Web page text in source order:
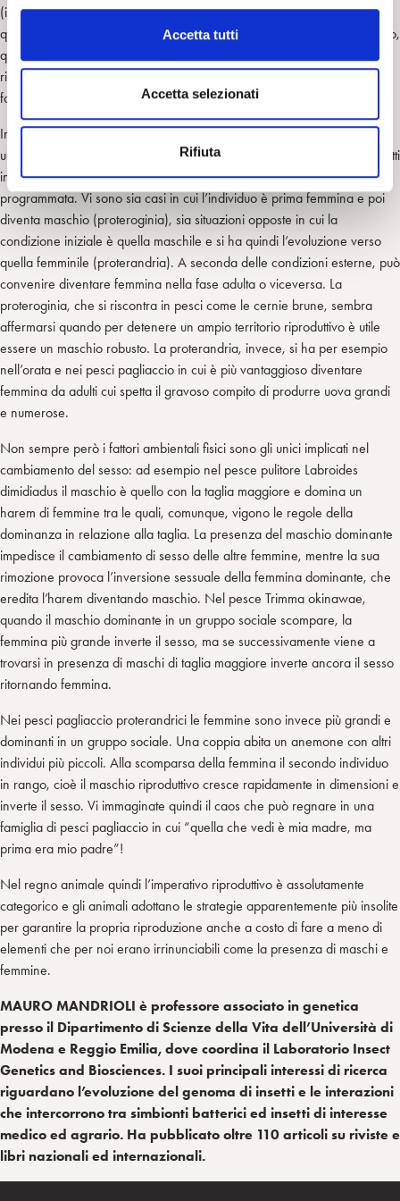
l
n
n
o
Accetta tutti
Accetta selezionati
Rifiuta
(indipendentemente dal loro sesso genetico) divengono femmine. E’
quindi interessante notare come la risposta a condizioni di stress termico,
questo animale risponda di fatto facendo sparire un sesso per farlo
ricomparire solo quando le condizioni ambientali sono nuovamente
favorevoli.
In alcuni pesci si può addirittura essere in grado di vivere nel corso di
una stessa vita la possibilità di essere padri e madri! Vi sono specie infatti
in cui compare una vera e propria inversione sessuale geneticamente
programmata. Vi sono sia casi in cui l’individuo è prima femmina e poi
diventa maschio (proteroginia), sia situazioni opposte in cui la
condizione iniziale è quella maschile e si ha quindi l’evoluzione verso
quella femminile (proterandria). A seconda delle condizioni esterne, può
convenire diventare femmina nella fase adulta o viceversa. La
proteroginia, che si riscontra in pesci come le cernie brune, sembra
affermarsi quando per detenere un ampio territorio riproduttivo è utile
essere un maschio robusto. La proterandria, invece, si ha per esempio
nell’orata e nei pesci pagliaccio in cui è più vantaggioso diventare
femmina da adulti cui spetta il gravoso compito di produrre uova grandi
e numerose.
Non sempre però i fattori ambientali fisici sono gli unici implicati nel
cambiamento del sesso: ad esempio nel pesce pulitore Labroides
dimidiadus il maschio è quello con la taglia maggiore e domina un
harem di femmine tra le quali, comunque, vigono le regole della
dominanza in relazione alla taglia. La presenza del maschio dominante
impedisce il cambiamento di sesso delle altre femmine, mentre la sua
rimozione provoca l’inversione sessuale della femmina dominante, che
eredita l’harem diventando maschio. Nel pesce Trimma okinawae,
quando il maschio dominante in un gruppo sociale scompare, la
femmina più grande inverte il sesso, ma se successivamente viene a
trovarsi in presenza di maschi di taglia maggiore inverte ancora il sesso
ritornando femmina.
Nei pesci pagliaccio proterandrici le femmine sono invece più grandi e
dominanti in un gruppo sociale. Una coppia abita un anemone con altri
individui più piccoli. Alla scomparsa della femmina il secondo individuo
in rango, cioè il maschio riproduttivo cresce rapidamente in dimensioni e
inverte il sesso. Vi immaginate quindi il caos che può regnare in una
famiglia di pesci pagliaccio in cui “quella che vedi è mia madre, ma
prima era mio padre”!
Nel regno animale quindi l’imperativo riproduttivo è assolutamente
categorico e gli animali adottano le strategie apparentemente più insolite
per garantire la propria riproduzione anche a costo di fare a meno di
elementi che per noi erano irrinunciabili come la presenza di maschi e
femmine.
MAURO MANDRIOLI è professore associato in genetica
presso il Dipartimento di Scienze della Vita dell’Università di
Modena e Reggio Emilia, dove coordina il Laboratorio Insect
Genetics and Biosciences. I suoi principali interessi di ricerca
riguardano l’evoluzione del genoma di insetti e le interazioni
che intercorrono tra simbionti batterici ed insetti di interesse
medico ed agrario. Ha pubblicato oltre 110 articoli su riviste e
libri nazionali ed internazionali.